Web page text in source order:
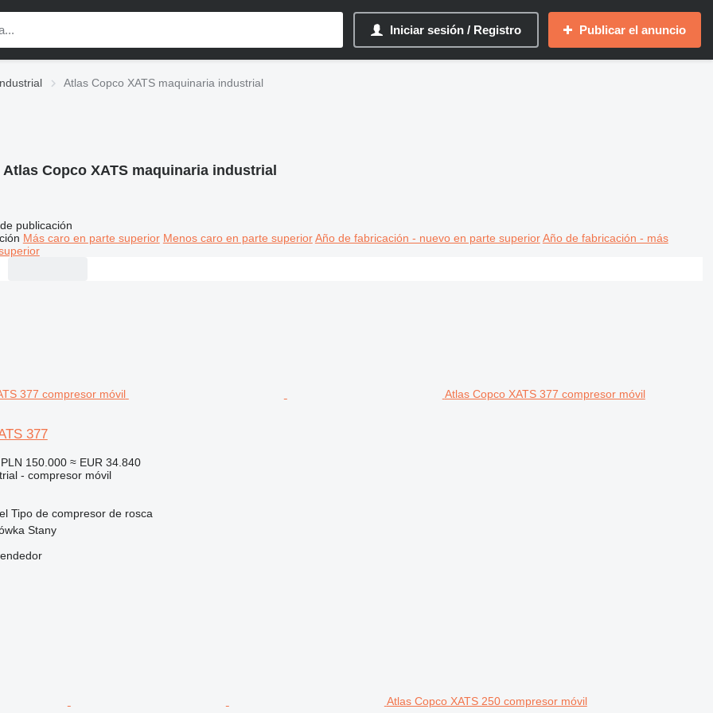
Iniciar sesión / Registro Publicar el anuncio
Atlas Copco XATS maquinaria industrial
Atlas Copco XATS maquinaria industrial
publicación
Más caro en parte superior Menos caro en parte superior Año de fabricación - nuevo en parte superior Año de fabricación - más
Atlas Copco XATS 377 compresor móvil
377
PLN 150.000 ≈ EUR 34.840
- compresor móvil
Tipo de compresor de rosca
Stany
Atlas Copco XATS 250 compresor móvil